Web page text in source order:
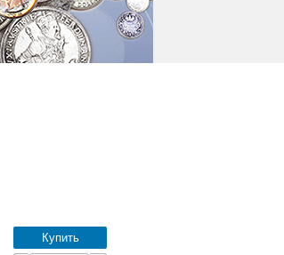
Купить